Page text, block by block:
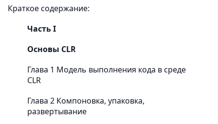
Краткое содержание:
Часть I
Основы CLR
Глава 1 Модель выполнения кода в среде
CLR
Глава 2 Компоновка, упаковка,
развертывание